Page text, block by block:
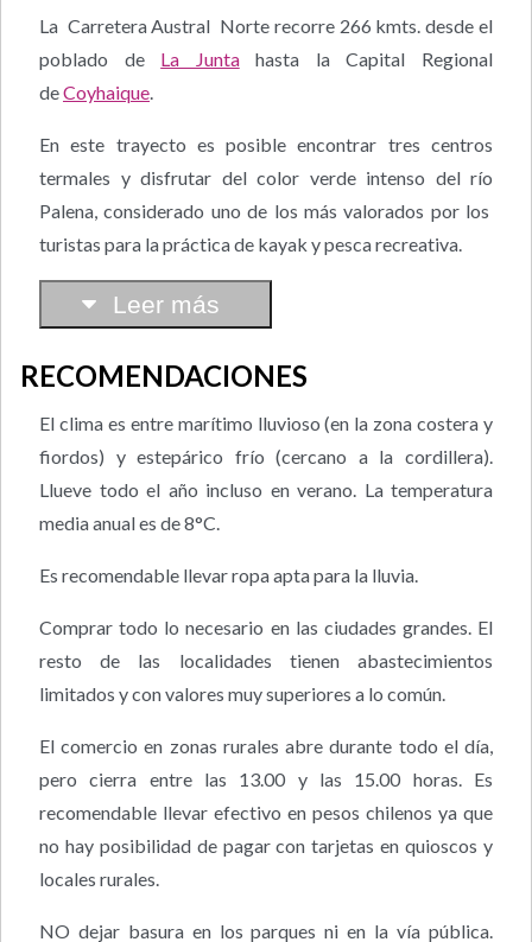
La Carretera Austral Norte recorre 266 kmts. desde el
poblado de La Juntahasta la Capital Regional
deCoyhaique
En este trayecto es posible encontrar tres centros
termales y disfrutar del color verde intenso del río
Palena, considerado uno de los más valorados por los
turistas para la práctica de kayak y pesca recreativa.
Leer más
RECOMENDACIONES
El clima es entre marítimo lluvioso (en la zona costera y
fiordos) y estepárico frío (cercano a la cordillera).
Llueve todo el año incluso en verano. La temperatura
media anual es de 8°C.
Es recomendable llevar ropa apta para la lluvia.
Comprar todo lo necesario en las ciudades grandes. El
resto de las localidades tienen abastecimientos
limitados y con valores muy superiores a lo común.
El comercio en zonas rurales abre durante todo el día,
pero cierra entre las 13.00 y las 15.00 horas. Es
recomendable llevar efectivo en pesos chilenos ya que
no hay posibilidad de pagar con tarjetas en quioscos y
locales rurales.
NO dejar basura en los parques ni en la vía pública.